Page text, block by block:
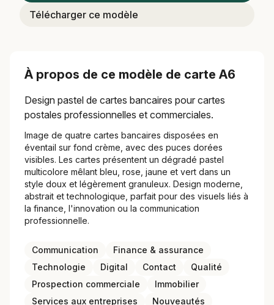
Télécharger ce modèle
À propos de ce modèle de carte A6
Design pastel de cartes bancaires pour cartes
postales professionnelles et commerciales.
Image de quatre cartes bancaires disposées en
éventail sur fond crème, avec des puces dorées
visibles. Les cartes présentent un dégradé pastel
multicolore mêlant bleu, rose, jaune et vert dans un
style doux et légèrement granuleux. Design moderne,
abstrait et technologique, parfait pour des visuels liés à
la finance, l'innovation ou la communication
professionnelle.
Communication
Finance & assurance
Technologie
Digital Contact
Qualité
Prospection commerciale
Immobilier
Services aux entreprises
Nouveautés